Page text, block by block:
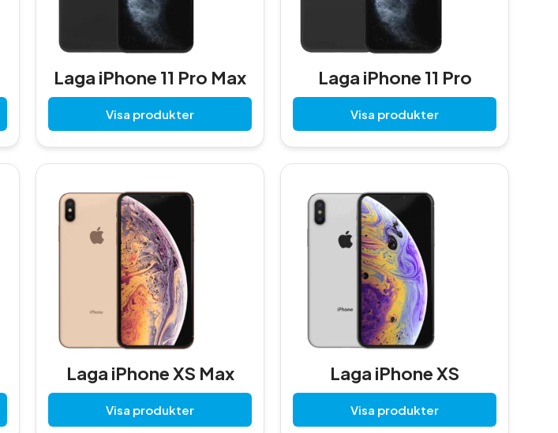
Laga iPhone 11 Pro Max
Visa produkter
Laga iPhone 11 Pro
Visa produkter
Laga iPhone XS Max
Visa produkter
Laga iPhone XS
Visa produkter